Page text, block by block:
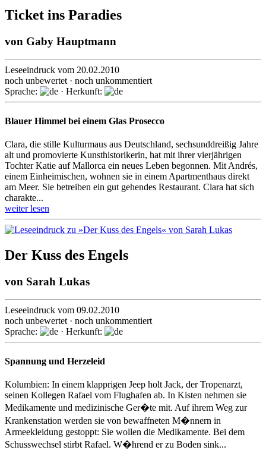
Ticket ins Paradies
von Gaby Hauptmann
Leseeindruck vom 20.02.2010
noch unbewertet · noch unkommentiert
Sprache:
· Herkunft:
Blauer Himmel bei einem Glas Prosecco
Clara, die stille Kulturmaus aus Deutschland, sechsunddreißig Jahre
alt und promovierte Kunsthistorikerin, hat mit ihrer vierjährigen
Tochter Katie auf Mallorca ein neues Leben begonnen. Mit Andrés,
einem Einheimischen, wohnen sie in einem Apartmenthaus direkt
am Meer. Sie betreiben ein gut gehendes Restaurant. Clara hat sich
charakte...
weiter lesen
Der Kuss des Engels
von Sarah Lukas
Leseeindruck vom 09.02.2010
noch unbewertet · noch unkommentiert
Sprache:
· Herkunft:
Spannung und Herzeleid
Kolumbien: In einem klapprigen Jeep holt Jack, der Tropenarzt,
seinen Kollegen Rafael vom Flughafen ab. In Kisten nehmen sie
Medikamente und medizinische Ger�te mit. Auf ihrem Weg zur
Krankenstation werden sie von bewaffneten M�nnern in
Armeekleidung gestoppt: Sie wollen die Medikamente. Bei dem
Schusswechsel stirbt Rafael. W�hrend er zu Boden sink...